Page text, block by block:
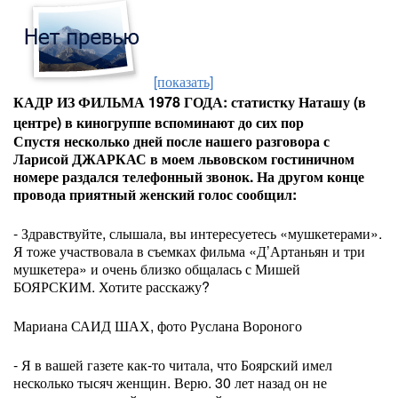
[показать]
КАДР ИЗ ФИЛЬМА 1978 ГОДА: статистку Наташу (в
центре) в киногруппе вспоминают до сих пор
Спустя несколько дней после нашего разговора с
Ларисой ДЖАРКАС в моем львовском гостиничном
номере раздался телефонный звонок. На другом конце
провода приятный женский голос сообщил:
- Здравствуйте, слышала, вы интересуетесь «мушкетерами».
Я тоже участвовала в съемках фильма «Д’Артаньян и три
мушкетера» и очень близко общалась с Мишей
БОЯРСКИМ. Хотите расскажу?
Мариана САИД ШАХ, фото Руслана Вороного
- Я в вашей газете как-то читала, что Боярский имел
несколько тысяч женщин. Верю. 30 лет назад он не